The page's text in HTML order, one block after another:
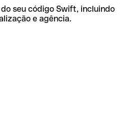
seu código Swift, incluindo
e agência.